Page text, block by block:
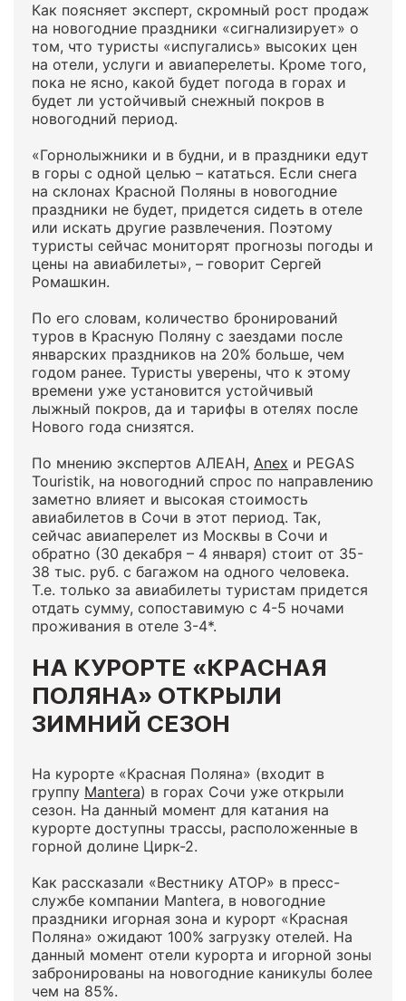
Как поясняет эксперт, скромный рост продаж
на новогодние праздники «сигнализирует» о
том, что туристы «испугались» высоких цен
на отели, услуги и авиаперелеты. Кроме того,
пока не ясно, какой будет погода в горах и
будет ли устойчивый снежный покров в
новогодний период.
«Горнолыжники и в будни, и в праздники едут
в горы с одной целью – кататься. Если снега
на склонах Красной Поляны в новогодние
праздники не будет, придется сидеть в отеле
или искать другие развлечения. Поэтому
туристы сейчас мониторят прогнозы погоды и
цены на авиабилеты», – говорит Сергей
Ромашкин.
По его словам, количество бронирований
туров в Красную Поляну с заездами после
январских праздников на 20% больше, чем
годом ранее. Туристы уверены, что к этому
времени уже установится устойчивый
лыжный покров, да и тарифы в отелях после
Нового года снизятся.
По мнению экспертов АЛЕАН, Anex и PEGAS
Touristik, на новогодний спрос по направлению
заметно влияет и высокая стоимость
авиабилетов в Сочи в этот период. Так,
сейчас авиаперелет из Москвы в Сочи и
обратно (30 декабря – 4 января) стоит от 35-
38 тыс. руб. с багажом на одного человека.
Т.е. только за авиабилеты туристам придется
отдать сумму, сопоставимую с 4-5 ночами
проживания в отеле 3-4*.
НА КУРОРТЕ «КРАСНАЯ
ПОЛЯНА» ОТКРЫЛИ
ЗИМНИЙ СЕЗОН
На курорте «Красная Поляна» (входит в
группу Mantera) в горах Сочи уже открыли
сезон. На данный момент для катания на
курорте доступны трассы, расположенные в
горной долине Цирк-2.
Как рассказали «Вестнику АТОР» в пресс-
службе компании Mantera, в новогодние
праздники игорная зона и курорт «Красная
Поляна» ожидают 100% загрузку отелей. На
данный момент отели курорта и игорной зоны
забронированы на новогодние каникулы более
чем на 85%.